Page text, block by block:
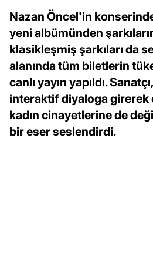
Nazan Öncel'in
yeni albümünden
klasikleşmiş şarkıları da
alanında tüm biletlerin
canlı yayın yapıldı.
interaktif diyaloga girerek
kadın cinayetlerine de
bir eser seslendirdi.